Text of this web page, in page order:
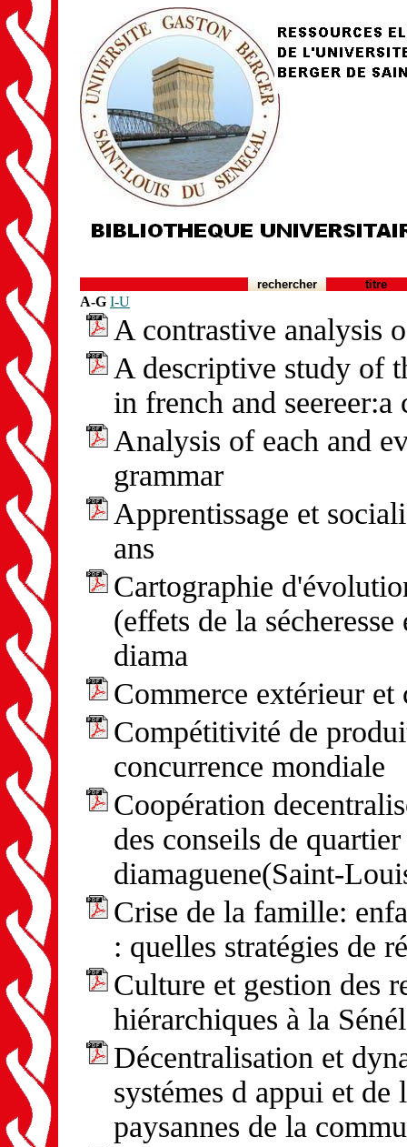
rechercher titre
A-G I-U
A contrastive analysis
A descriptive study of
in french and seereer:a
Analysis of each and
grammar
Apprentissage et
ans
Cartographie
(effets de la
diama
Commerce extérieur et
Compétitivité de
concurrence mondiale
Coopération
des conseils de
diamaguene(Saint-
Crise de la famille:
: quelles stratégies de
Culture et gestion des
hiérarchiques à la
Décentralisation et
systémes d appui et
paysannes de la